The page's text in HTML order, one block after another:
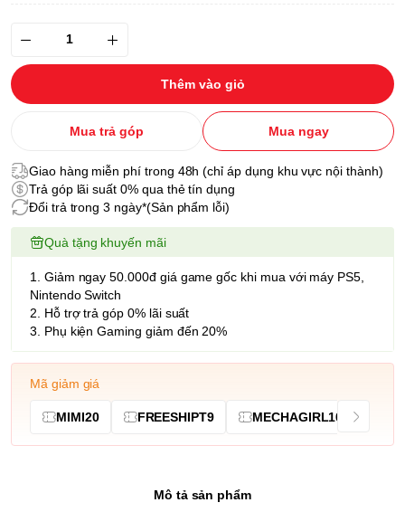
Thêm vào giỏ
Mua trả góp Mua ngay
Giao hàng miễn phí trong 48h (chỉ áp dụng khu vực nội thành)
Trả góp lãi suất 0% qua thẻ tín dụng
Đổi trả trong 3 ngày*(Sản phẩm lỗi)
Quà tặng khuyến mãi
1. Giảm ngay 50.000đ giá game gốc khi mua với máy PS5,
Nintendo Switch
2. Hỗ trợ trả góp 0% lãi suất
3. Phụ kiện Gaming giảm đến 20%
Mã giảm giá
MIMI20 FREESHIPT9 MECHAGIRL10
Mô tả sản phẩm